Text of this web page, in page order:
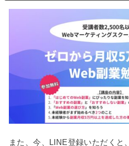
また、今、LINE登録いただくと、